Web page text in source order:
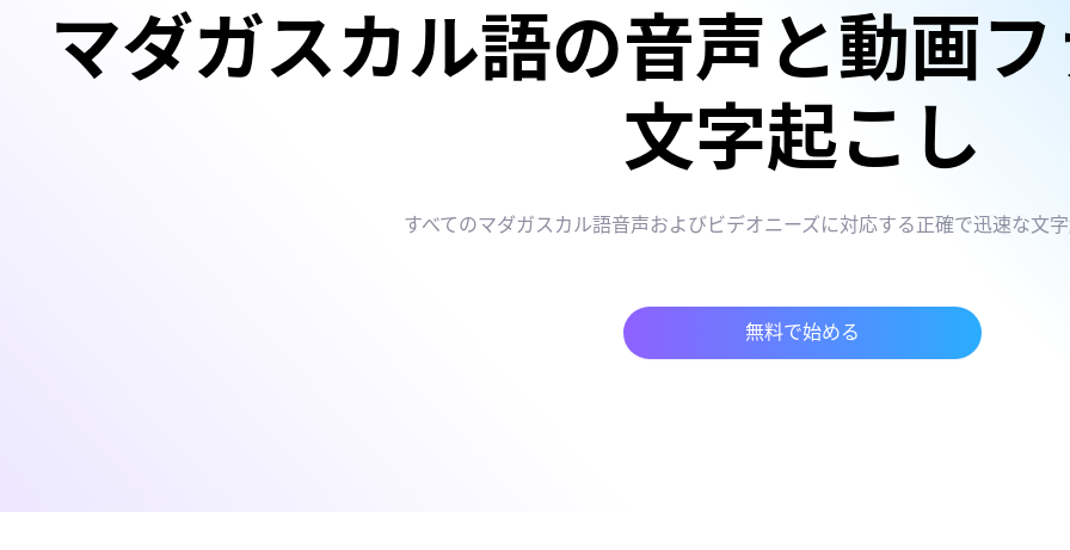
マダガスカル語の音声と動画
文字起こし
すべてのマダガスカル語音声およびビデオニーズに対応する正確で迅速な文
無料で始める